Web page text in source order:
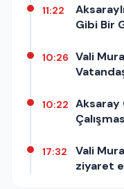
11:22
Gibi Bir
10:26
Vali
10:22
Aksaray
17:32
Vali
ziyaret